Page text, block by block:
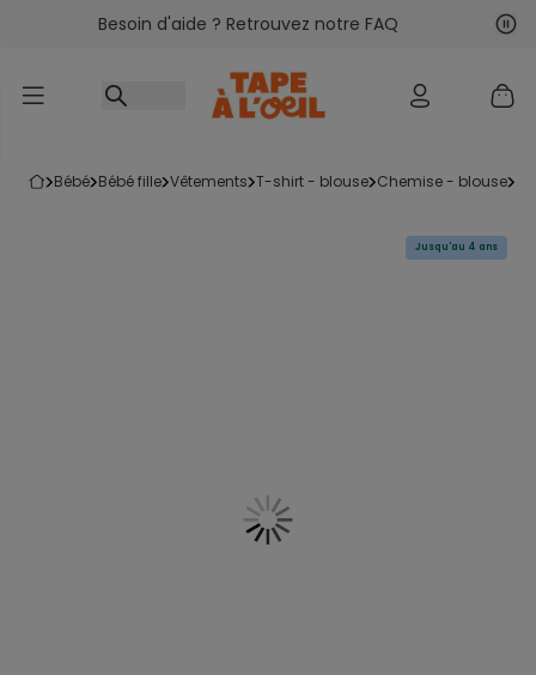
Accéder au contenu
Besoin d'aide ? Retrouvez notre FAQ
bébé bébé fille vêtements t-shirt - blouse chemise - blouse
Jusqu'au 4 ans